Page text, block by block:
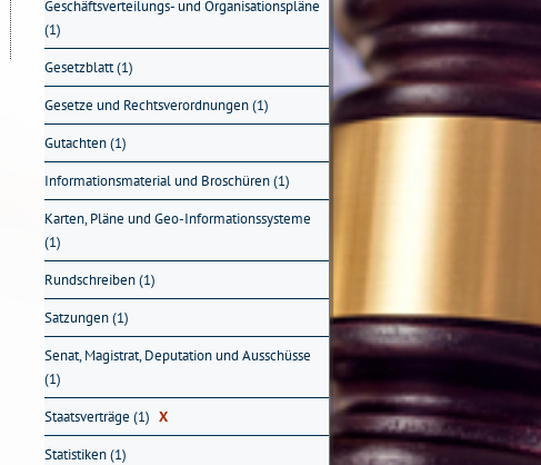
Geschäftsverteilungs- und Organisationspläne
(1)
Gesetzblatt (1)
Gesetze und Rechtsverordnungen (1)
Gutachten (1)
Informationsmaterial und Broschüren (1)
Karten, Pläne und Geo-Informationssysteme
(1)
Rundschreiben (1)
Satzungen (1)
Senat, Magistrat, Deputation und Ausschüsse
(1)
Staatsverträge (1) X
Statistiken (1)